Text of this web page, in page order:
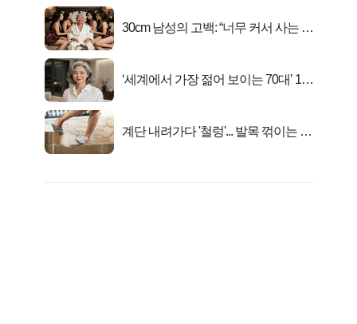
30cm 남성의 고백: “너무 커서 사는 게
‘세계에서 가장 젊어 보이는 70대’ 1위
계단 내려가다 '철렁'... 발목 꺾이는 이